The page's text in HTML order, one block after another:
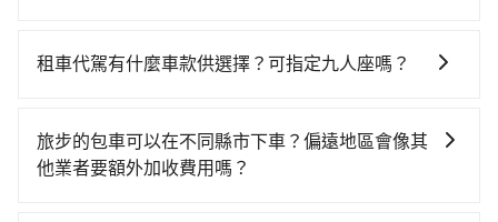
共1小時42分鐘，假設一人獨行，交通費總計1,060元。
僅至少額外負擔90元車資，而且更會額外浪費59分鐘在
轉乘與等車上，現在還不馬上來預約tripool！
不然就是需要一次租用多天，如此預計小轎車的花費至
間，但如改預約tripool可省高達$500。綜合以上，無論
折優惠，只需在預定去程時勾選下方選項：「預定來
租車代駕有什麼車款供選擇？可指定九人座嗎？
型車為主，車款品牌以豐田Toyota、福特Ford、福斯
VW為主，其中也有少量進口車像凌志Lexus、特斯拉
旅步的包車可以在不同縣市下車？偏遠地區會像其
他業者要額外加收費用嗎？